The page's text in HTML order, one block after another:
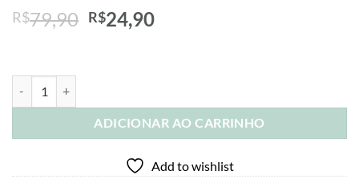
R$79,90 O
preço
R$24,90O
ADICIONAR AO CARRINHO
Add to wishlist